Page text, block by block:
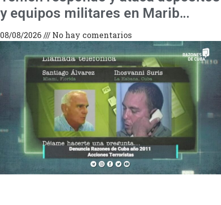
y equipos militares en Marib…
08/08/2026 No hay comentarios